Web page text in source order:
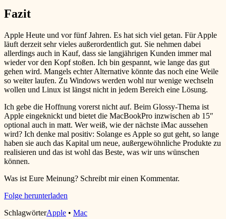
Fazit
Apple Heute und vor fünf Jahren. Es hat sich viel getan. Für Apple
läuft derzeit sehr vieles außerordentlich gut. Sie nehmen dabei
allerdings auch in Kauf, dass sie langjährigen Kunden immer mal
wieder vor den Kopf stoßen. Ich bin gespannt, wie lange das gut
gehen wird. Mangels echter Alternative könnte das noch eine Weile
so weiter laufen. Zu Windows werden wohl nur wenige wechseln
wollen und Linux ist längst nicht in jedem Bereich eine Lösung.
Ich gebe die Hoffnung vorerst nicht auf. Beim Glossy-Thema ist
Apple eingeknickt und bietet die MacBookPro inzwischen ab 15″
optional auch in matt. Wer weiß, wie der nächste iMac aussehen
wird? Ich denke mal positiv: Solange es Apple so gut geht, so lange
haben sie auch das Kapital um neue, außergewöhnliche Produkte zu
realisieren und das ist wohl das Beste, was wir uns wünschen
können.
Was ist Eure Meinung? Schreibt mir einen Kommentar.
Folge herunterladen
SchlagwörterApple • Mac